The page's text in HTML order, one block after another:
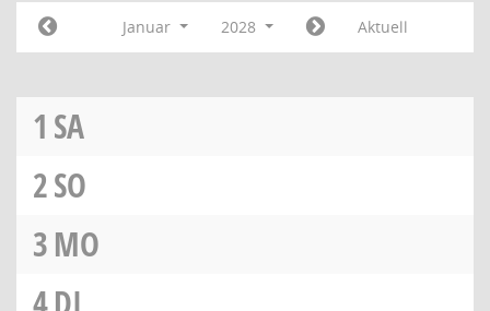
Januar 2028 Aktuell
1 SA
2SO
3MO